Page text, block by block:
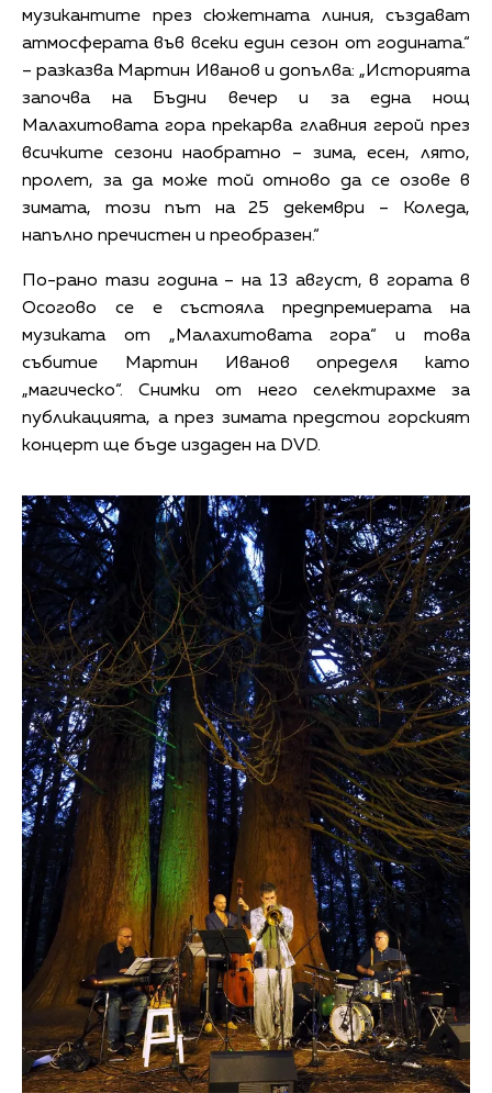
музикантите през сюжетната линия, създават
атмосферата във всеки един сезон от годината.“
– разказва Мартин Иванов и допълва: „Историята
започва на Бъдни вечер и за една нощ
Малахитовата гора прекарва главния герой през
всичките сезони наобратно – зима, есен, лято,
пролет, за да може той отново да се озове в
зимата, този път на 25 декември – Коледа,
напълно пречистен и преобразен.“
По-рано тази година – на 13 август, в гората в
Осогово се е състояла предпремиерата на
музиката от „Малахитовата гора“ и това
събитие Мартин Иванов определя като
„магическо“. Снимки от него селектирахме за
публикацията, а през зимата предстои горският
концерт ще бъде издаден на DVD.